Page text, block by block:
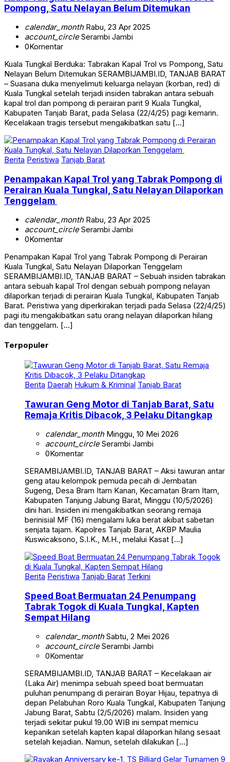
Pompong, Satu Nelayan Belum Ditemukan
calendar_monthRabu, 23 Apr 2025
account_circleSerambi Jambi
0Komentar
Kuala Tungkal Berduka: Tabrakan Kapal Trol vs Pompong, Satu
Nelayan Belum Ditemukan SERAMBIJAMBI.ID, TANJAB BARAT
– Suasana duka menyelimuti keluarga nelayan (korban, red) di
Kuala Tungkal setelah terjadi insiden tabrakan antara sebuah
kapal trol dan pompong di perairan parit 9 Kuala Tungkal,
Kabupaten Tanjab Barat, pada Selasa (22/4/25) pagi kemarin.
Kecelakaan tragis tersebut mengakibatkan satu […]
Berita Peristiwa Tanjab Barat
Penampakan Kapal Trol yang Tabrak Pompong di
Perairan Kuala Tungkal, Satu Nelayan Dilaporkan
Tenggelam
calendar_monthRabu, 23 Apr 2025
account_circleSerambi Jambi
0Komentar
Penampakan Kapal Trol yang Tabrak Pompong di Perairan
Kuala Tungkal, Satu Nelayan Dilaporkan Tenggelam
SERAMBIJAMBI.ID, TANJAB BARAT – Sebuah insiden tabrakan
antara sebuah kapal Trol dengan sebuah pompong nelayan
dilaporkan terjadi di perairan Kuala Tungkal, Kabupaten Tanjab
Barat. Peristiwa yang diperkirakan terjadi pada Selasa (22/4/25)
pagi itu mengakibatkan satu orang nelayan dilaporkan hilang
dan tenggelam. […]
Terpopuler
Berita Daerah Hukum & Kriminal Tanjab Barat
Tawuran Geng Motor di Tanjab Barat, Satu
Remaja Kritis Dibacok, 3 Pelaku Ditangkap
calendar_monthMinggu, 10 Mei 2026
account_circleSerambi Jambi
0Komentar
SERAMBIJAMBI.ID, TANJAB BARAT – Aksi tawuran antar
geng atau kelompok pemuda pecah di Jembatan
Sugeng, Desa Bram Itam Kanan, Kecamatan Bram Itam,
Kabupaten Tanjung Jabung Barat, Minggu (10/5/2026)
dini hari. Insiden ini mengakibatkan seorang remaja
berinisial MF (16) mengalami luka berat akibat sabetan
senjata tajam. Kapolres Tanjab Barat, AKBP Maulia
Kuswicaksono, S.I.K., M.H., melalui Kasat […]
Berita Peristiwa Tanjab Barat Terkini
Speed Boat Bermuatan 24 Penumpang
Tabrak Togok di Kuala Tungkal, Kapten
Sempat Hilang
calendar_monthSabtu, 2 Mei 2026
account_circleSerambi Jambi
0Komentar
SERAMBIJAMBI.ID, TANJAB BARAT – Kecelakaan air
(Laka Air) menimpa sebuah speed boat bermuatan
puluhan penumpang di perairan Boyar Hijau, tepatnya di
depan Pelabuhan Roro Kuala Tungkal, Kabupaten Tanjung
Jabung Barat, Sabtu (2/5/2026) malam. Insiden yang
terjadi sekitar pukul 19.00 WIB ini sempat memicu
kepanikan setelah kapten kapal dilaporkan hilang sesaat
setelah kejadian. Namun, setelah dilakukan […]